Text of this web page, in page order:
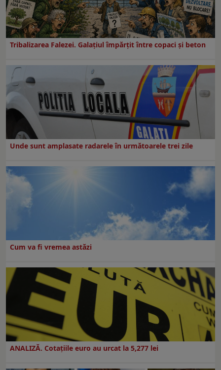
Tribalizarea Falezei. Galațiul împărțit între copaci și beton
Unde sunt amplasate radarele în următoarele trei zile
Cum va fi vremea astăzi
ANALIZĂ. Cotațiile euro au urcat la 5,277 lei